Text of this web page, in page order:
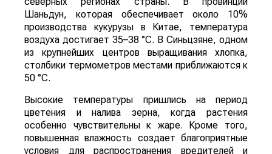
Шаньдун, которая обеспечивает около 10%
производства кукурузы в Китае, температура
воздуха достигает 35–38 °C. В Синьцзяне, одном
из крупнейших центров выращивания хлопка,
столбики термометров местами приближаются к
50 °C.
Высокие температуры пришлись на период
цветения и налива зерна, когда растения
особенно чувствительны к жаре. Кроме того,
повышенная влажность создает благоприятные
условия для распространения вредителей и